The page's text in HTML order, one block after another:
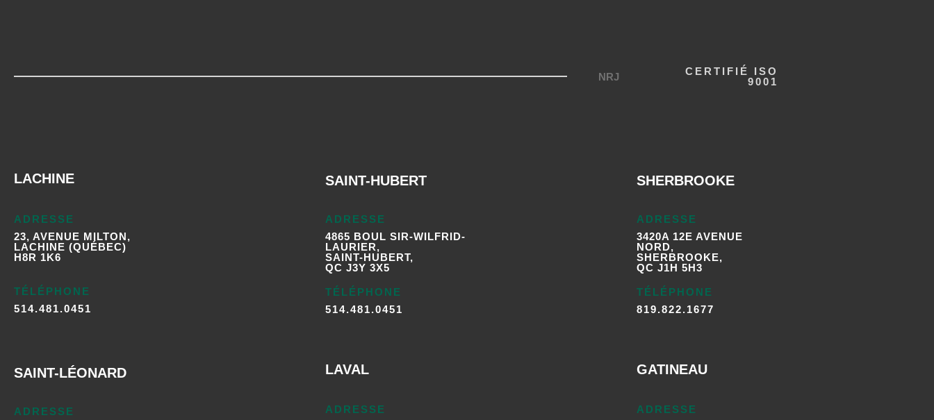
NRJ
CERTIFIÉ ISO
9001
LACHINE
ADRESSE
23, AVENUE MILTON,
LACHINE (QUÉBEC)
H8R 1K6
TÉLÉPHONE
514.481.0451
SAINT-HUBERT
ADRESSE
4865 BOUL SIR-WILFRID-
LAURIER,
SAINT-HUBERT,
QC J3Y 3X5
TÉLÉPHONE
514.481.0451
SHERBROOKE
ADRESSE
3420A 12E AVENUE
NORD,
SHERBROOKE,
QC J1H 5H3
TÉLÉPHONE
819.822.1677
SAINT-LÉONARD
ADRESSE
LAVAL
ADRESSE
GATINEAU
ADRESSE